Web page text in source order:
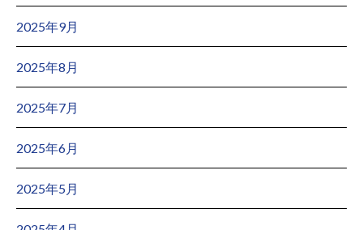
2025年9月
2025年8月
2025年7月
2025年6月
2025年5月